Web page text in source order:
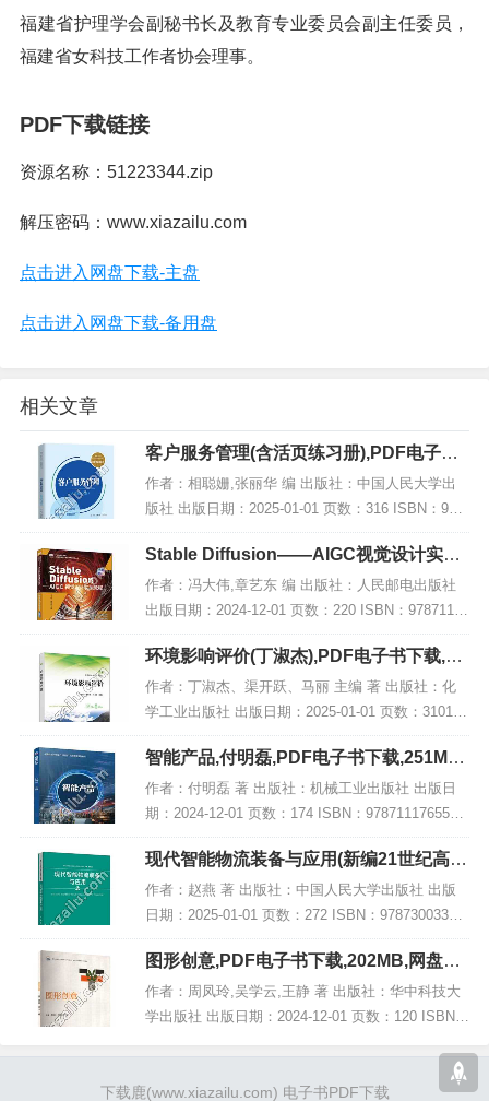
福建省护理学会副秘书长及教育专业委员会副主任委员，
福建省女科技工作者协会理事。
PDF下载链接
资源名称：51223344.zip
解压密码：www.xiazailu.com
点击进入网盘下载-主盘
点击进入网盘下载-备用盘
相关文章
客户服务管理(含活页练习册),PDF电子书
网盘下载
作者：相聪姗,张丽华 编 出版社：中国人民大学出
版社 出版日期：2025-01-01 页数：316 ISBN：978
7300330402 电子书大小：205MB [高清扫描版PDF
格式] 内...
Stable Diffusion——AIGC视觉设计实战
教程 微课版,PDF下载
作者：冯大伟,章艺东 编 出版社：人民邮电出版社
出版日期：2024-12-01 页数：220 ISBN：97871156
50122 电子书大小：187MB [高清扫描版PDF格式]
内容简...
环境影响评价(丁淑杰),PDF电子书下载,网
盘资源
作者：丁淑杰、渠开跃、马丽 主编 著 出版社：化
学工业出版社 出版日期：2025-01-01 页数：3101 I
SBN：9787122463760 电子书大小：217MB [高清
扫描版PDF格...
智能产品,付明磊,PDF电子书下载,251MB,
网盘资源
作者：付明磊 著 出版社：机械工业出版社 出版日
期：2024-12-01 页数：174 ISBN：9787111765585
电子书大小：251MB [高清扫描版PDF格式] 内容简
介 该著...
现代智能物流装备与应用(新编21世纪高等
职业教育精品教材·物流类),PDF下载
作者：赵燕 著 出版社：中国人民大学出版社 出版
日期：2025-01-01 页数：272 ISBN：97873003313
00 电子书大小：199MB [高清扫描版PDF格式] 内容
简介 该...
图形创意,PDF电子书下载,202MB,网盘资
源
作者：周凤玲,吴学云,王静 著 出版社：华中科技大
学出版社 出版日期：2024-12-01 页数：120 ISBN：
下载鹿(www.xiazailu.com) 电子书PDF下载